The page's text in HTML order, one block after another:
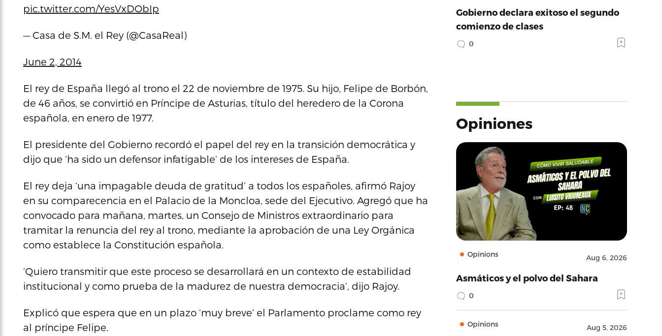
pic.twitter.com/YesVxDObIp
— Casa de S.M. el Rey (@CasaReal)
June 2, 2014
El rey de España llegó al trono el 22 de noviembre de 1975. Su hijo, Felipe de Borbón,
de 46 años, se convirtió en Príncipe de Asturias, título del heredero de la Corona
española, en enero de 1977.
El presidente del Gobierno recordó el papel del rey en la transición democrática y
dijo que ‘ha sido un defensor infatigable’ de los intereses de España.
El rey deja ‘una impagable deuda de gratitud’ a todos los españoles, afirmó Rajoy
en su comparecencia en el Palacio de la Moncloa, sede del Ejecutivo. Agregó que ha
convocado para mañana, martes, un Consejo de Ministros extraordinario para
tramitar la renuncia del rey al trono, mediante la aprobación de una Ley Orgánica
como establece la Constitución española.
‘Quiero transmitir que este proceso se desarrollará en un contexto de estabilidad
institucional y como prueba de la madurez de nuestra democracia’, dijo Rajoy.
Explicó que espera que en un plazo ‘muy breve’ el Parlamento proclame como rey
al príncipe Felipe.
Gobierno declara exitoso el segundo
comienzo de clases
0
Opiniones
Opinions Aug 6, 2026
Asmáticos y el polvo del Sahara
0
Opinions Aug 5, 2026